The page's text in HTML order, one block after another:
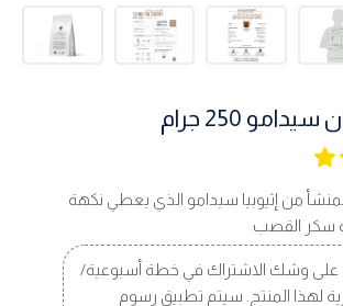
250 جرام
من إثيوبيا سيدامو الذي يعطي نكهة
سكر القصب
على وشك الاشتراك في خطة أسبوعية/
لهذا المنتج. سيتم تطبيق رسوم